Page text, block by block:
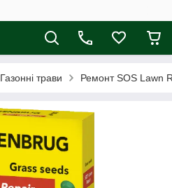
Газонні трави Ремонт SOS Lawn